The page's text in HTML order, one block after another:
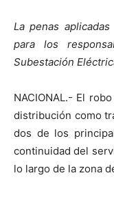
La penas
para los
Subestación
NACIONAL.- El
distribución como
dos de los
continuidad del
lo largo de la zona